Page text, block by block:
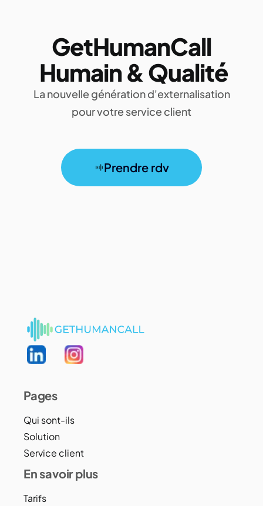
GetHumanCall
Humain & Qualité
La nouvelle génération d'externalisation
pour votre service client
Prendre rdv
Pages
Qui sont-ils
Solution
Service client
En savoir plus
Tarifs